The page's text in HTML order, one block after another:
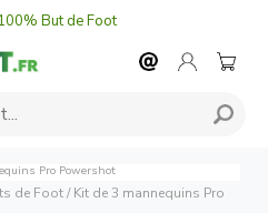
But de Foot
Pro Powershot
de Foot/ Kit de 3 mannequins Pro